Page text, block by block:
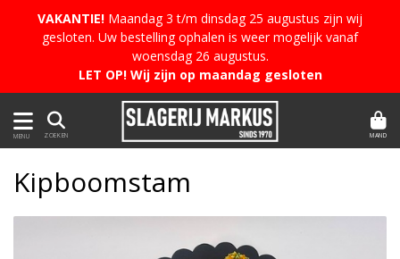
VAKANTIE! Maandag 3 t/m dinsdag 25 augustus zijn wij
gesloten. Uw bestelling ophalen is weer mogelijk vanaf
woensdag 26 augustus.
LET OP! Wij zijn op maandag gesloten
MENU ZOEKEN MAND
Kipboomstam